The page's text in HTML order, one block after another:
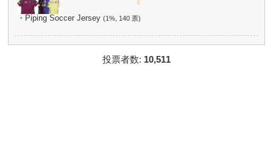
・Piping Soccer Jersey(1%, 140 票)
投票者数: 10,511